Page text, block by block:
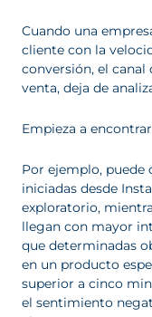
Cuando una
cliente con la
conversión, el
venta, deja de
Empieza a
Por ejemplo, puede
iniciadas desde
exploratorio,
llegan con mayor
que determinadas
en un producto
superior a cinco
el sentimiento